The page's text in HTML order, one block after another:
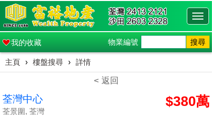
我的收藏 物業編號 搜尋
主頁 › 樓盤搜尋 › 詳情
< 返回
荃灣中心
荃景圍, 荃灣
$380萬